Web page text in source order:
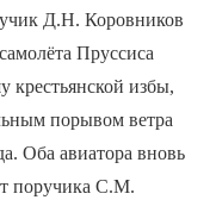
Д.Н. Коровников
Пруссиса
крестьянской избы,
порывом ветра
Оба авиатора вновь
поручика С.М.